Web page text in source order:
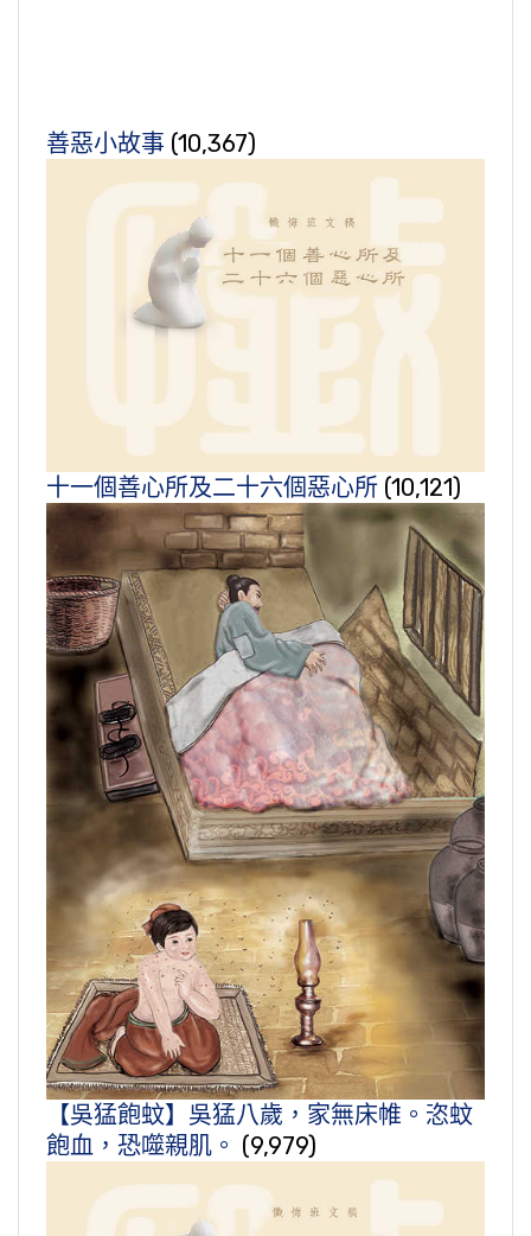
善惡小故事 (10,367)
十一個善心所及二十六個惡心所 (10,121)
【吳猛飽蚊】吳猛八歲，家無床帷。恣蚊
飽血，恐噬親肌。 (9,979)